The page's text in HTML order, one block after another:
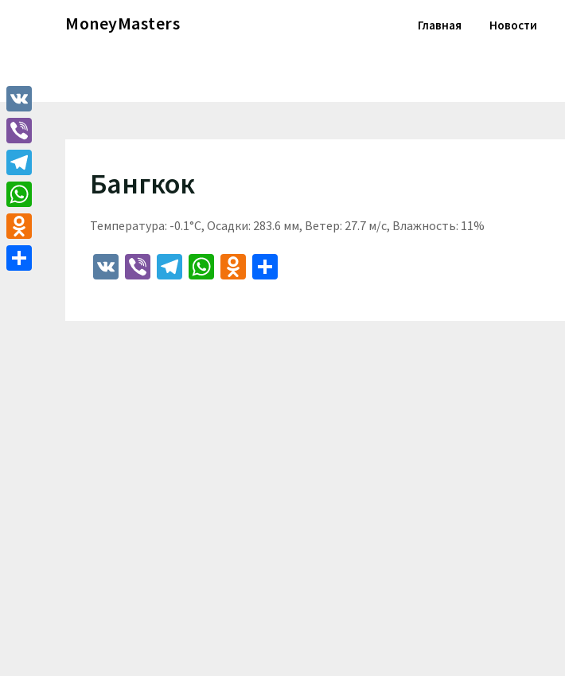
MoneyMasters Главная Новости
Бангкок
Температура: -0.1°C, Осадки: 283.6 мм, Ветер: 27.7 м/с, Влажность: 11%
VK ViberTelegram
WhatsApp
Odnoklassniki
VK
Viber
Telegram
WhatsApp
Odnoklassniki